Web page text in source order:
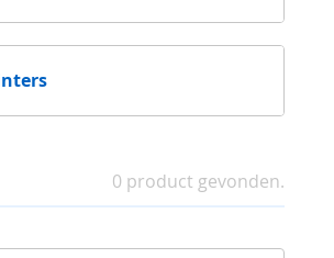
0 product gevonden.